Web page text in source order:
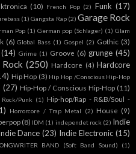
(10) French Pop (2) Funk (17)
(1) Gangsta Rap (2) Garage Rock
Pop (1) German pop (Schlager) (1) Glam
(6) Global Bass (1) Gospel (2) Gothic (3)
(14) Grime (1) Groove (6) grunge (45)
(250) Hardcore (4) Hardcore
Hip Hop (3) Hip Hop /Conscious Hip-Hop
(27) Hip-Hop / Conscious Hip-Hop (11)
Punk (1) Hip-hop/Rap - R&B/Soul -
Horrorcore / Trap Metal (2) House (9)
(8) IDM (1) independet rock (2) Indie
Dance (23) Indie Electronic (15)
BAND (Soft Band Sound) (1)